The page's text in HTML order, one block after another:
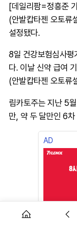
[데일리팜=정흥준
(안발캅타젠 오토류
설정됐다.
8일 건강보험심사평
다. 이날 신약 급여
(안발캅타젠 오토류
림카토주는 지난 5
만, 약 두 달만인 6
AD